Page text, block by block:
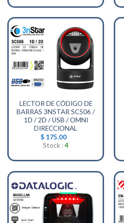
$ 250.00. $ 235.00.
LECTOR DE CÓDIGO DE
BARRAS 3NSTAR SC506 /
1D / 2D / USB / OMNI
DIRECCIONAL
$175.00
Stock :4